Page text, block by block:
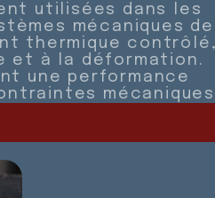
utilisées dans les
mécaniques de
thermique contrôlé,
et à la déformation.
une performance